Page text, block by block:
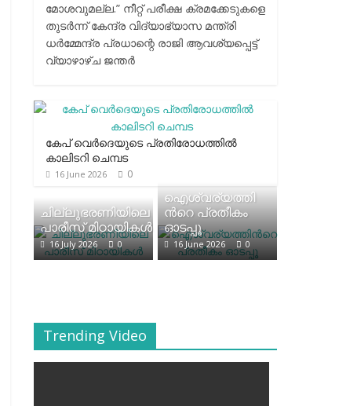
മോശവുമല്ല.” നീറ്റ് പരീക്ഷ ക്രമക്കേടുകളെ
തുടർന്ന് കേന്ദ്ര വിദ്യാഭ്യാസ മന്ത്രി
ധർമ്മേന്ദ്ര പ്രധാന്റെ രാജി ആവശ്യപ്പെട്ട്
വ്യാഴാഴ്ച ജന്തർ
കേപ് വെര്‍ദെയുടെ പ്രതിരോധത്തില്‍
കാലിടറി ചെമ്പട
16 June 2026 0
ചില്ലുഭരണിയിലെ
പാരീസ് മിഠായികള്‍
16 July 2026 0
ഐശ്വര്യത്തി
ന്‍റെ പ്രതീകം
ഓടപ്പൂ
16 June 2026 0
Trending Video